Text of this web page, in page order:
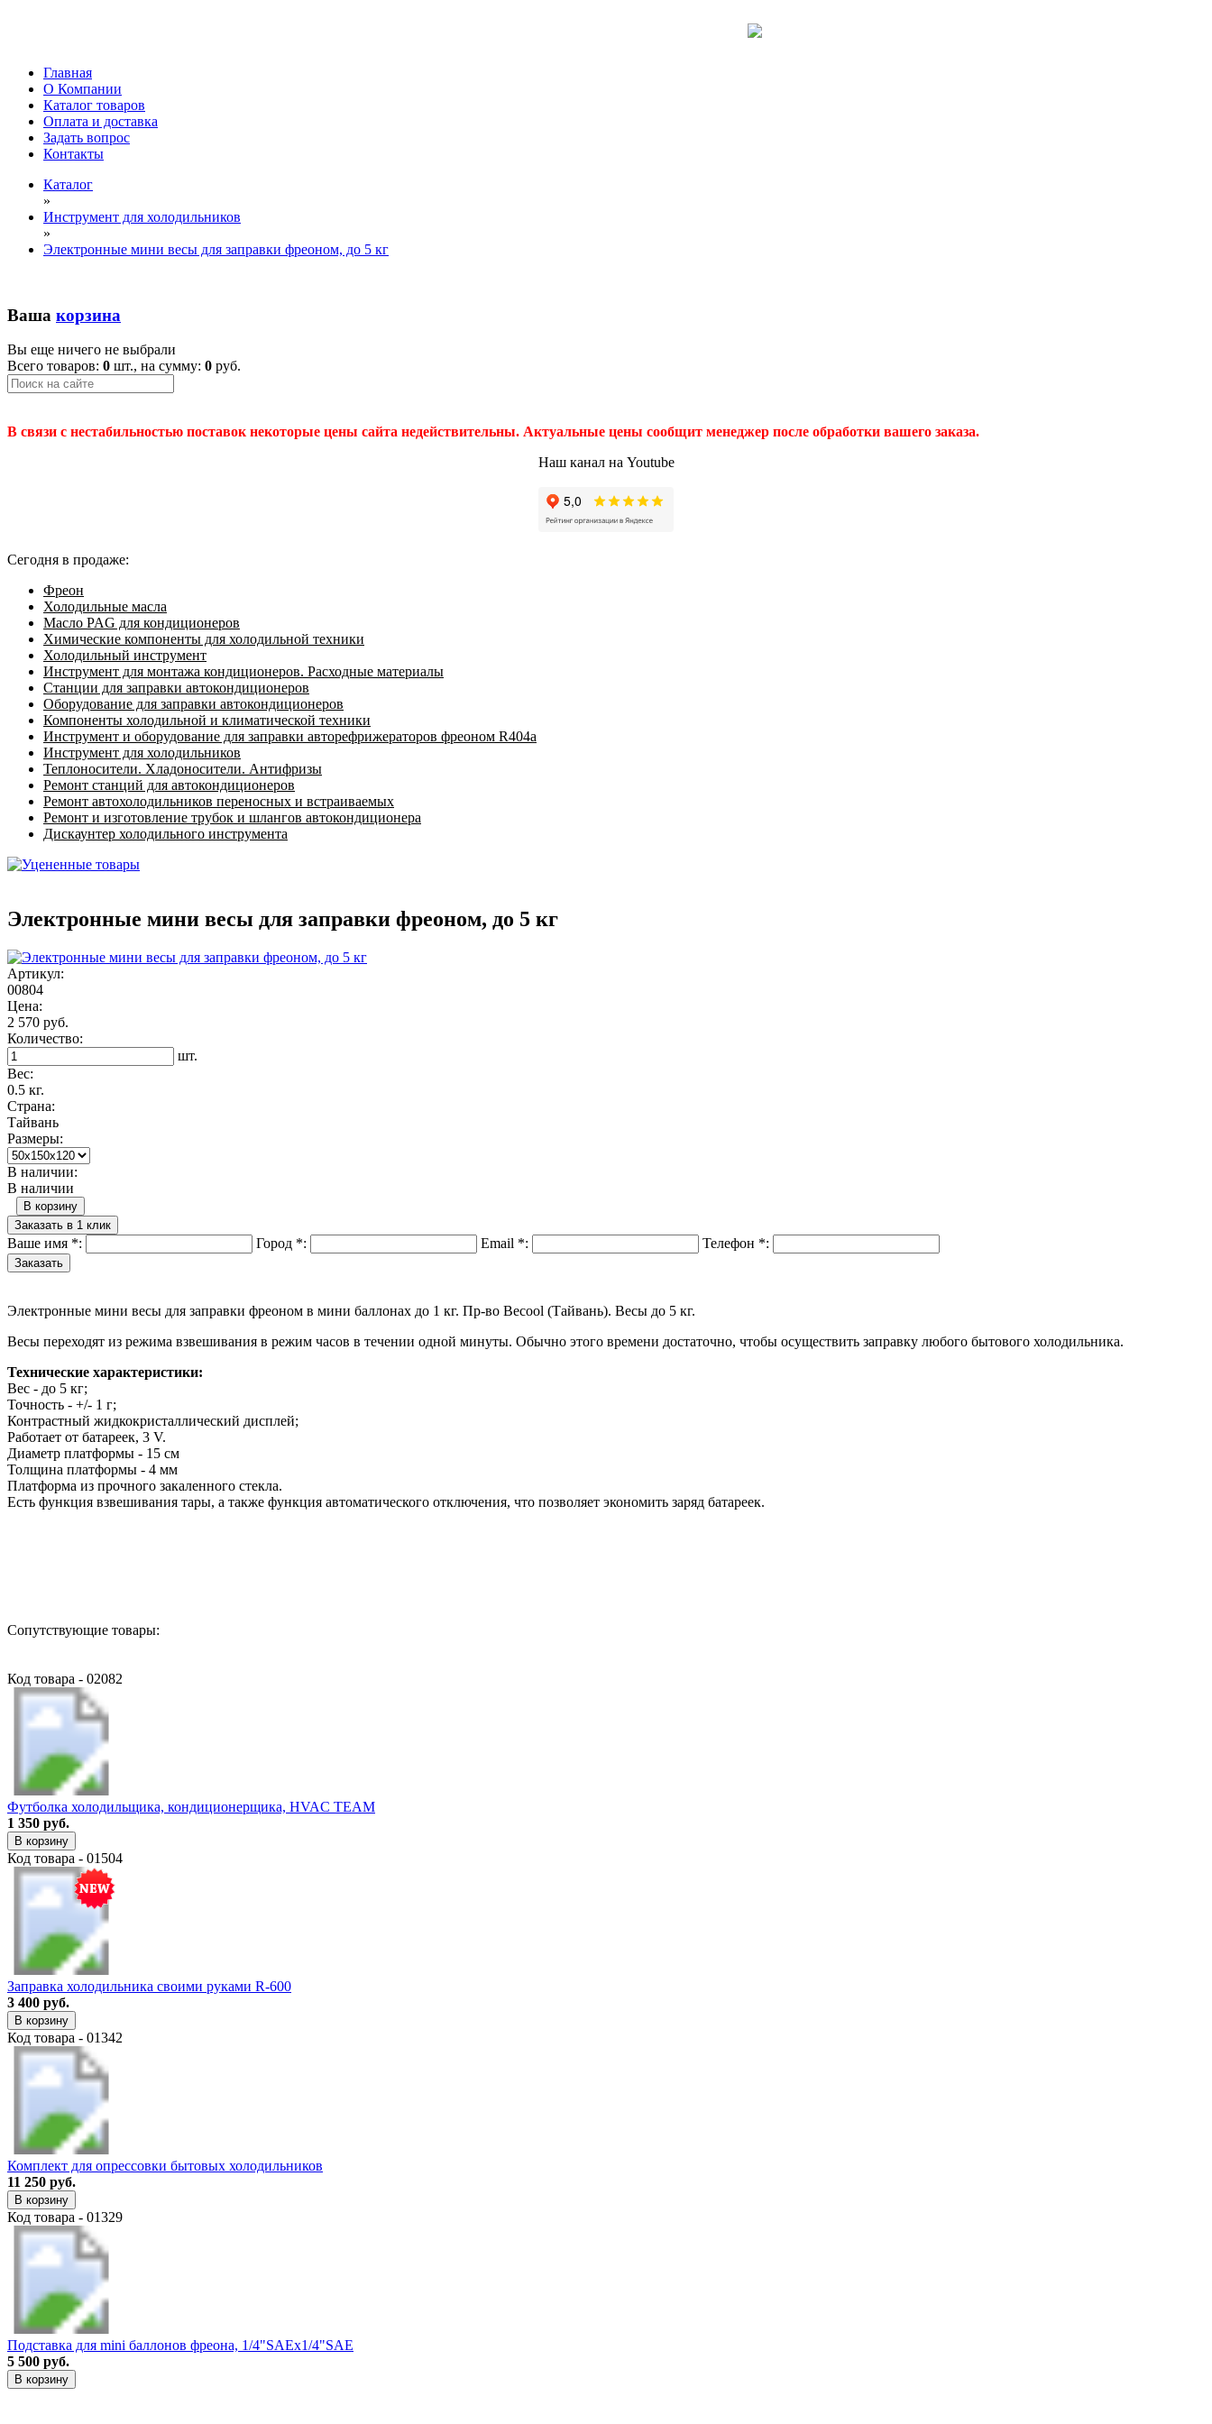
Главная
О Компании
Каталог товаров
Оплата и доставка
Задать вопрос
Контакты
Каталог
»
Инструмент для холодильников
»
Электронные мини весы для заправки фреоном, до 5 кг
Ваша корзина
Вы еще ничего не выбрали
Всего товаров: 0 шт., на сумму: 0 руб.
В связи с нестабильностью поставок некоторые цены сайта недействительны. Актуальные цены сообщит менеджер после обработки вашего заказа.
Наш канал на Youtube
Сегодня в продаже:
Фреон
Холодильные масла
Масло PAG для кондиционеров
Химические компоненты для холодильной техники
Холодильный инструмент
Инструмент для монтажа кондиционеров. Расходные материалы
Станции для заправки автокондиционеров
Оборудование для заправки автокондиционеров
Компоненты холодильной и климатической техники
Инструмент и оборудование для заправки авторефрижераторов фреоном R404a
Инструмент для холодильников
Теплоносители. Хладоносители. Антифризы
Ремонт станций для автокондиционеров
Ремонт автохолодильников переносных и встраиваемых
Ремонт и изготовление трубок и шлангов автокондиционера
Дискаунтер холодильного инструмента
Электронные мини весы для заправки фреоном, до 5 кг
Артикул:
00804
Цена:
2 570 руб.
Количество:
шт.
Вес:
0.5 кг.
Страна:
Тайвань
Размеры:
В наличии:
В наличии
В корзину
Заказать в 1 клик
Ваше имя *: Город *: Email *: Телефон *:
Электронные мини весы для заправки фреоном в мини баллонах до 1 кг. Пр-во Becool (Тайвань). Весы до 5 кг.
Весы переходят из режима взвешивания в режим часов в течении одной минуты. Обычно этого времени достаточно, чтобы осуществить заправку любого бытового холодильника.
Технические характеристики:
Вес - до 5 кг;
Точность - +/- 1 г;
Контрастный жидкокристаллический дисплей;
Работает от батареек, 3 V.
Диаметр платформы - 15 см
Толщина платформы - 4 мм
Платформа из прочного закаленного стекла.
Есть функция взвешивания тары, а также функция автоматического отключения, что позволяет экономить заряд батареек.
Сопутствующие товары:
Код товара - 02082
Футболка холодильщика, кондиционерщика, HVAC TEAM
1 350 руб.
В корзину
Код товара - 01504
Заправка холодильника своими руками R-600
3 400 руб.
В корзину
Код товара - 01342
Комплект для опрессовки бытовых холодильников
11 250 руб.
В корзину
Код товара - 01329
Подставка для mini баллонов фреона, 1/4"SAEх1/4"SAE
5 500 руб.
В корзину